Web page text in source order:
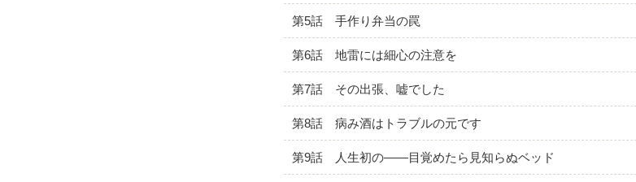
第5話 手作り弁当の罠
第6話 地雷には細心の注意を
第7話 その出張、嘘でした
第8話 病み酒はトラブルの元です
第9話 人生初の――目覚めたら見知らぬベッド